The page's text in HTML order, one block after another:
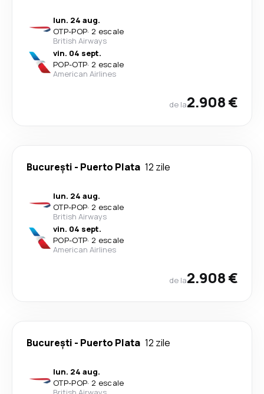
lun. 24 aug.
OTP-POP· 2 escale
British Airways
vin. 04 sept.
POP-OTP· 2 escale
American Airlines
de la2.908 €
București - Puerto Plata 12 zile
lun. 24 aug.
OTP-POP· 2 escale
British Airways
vin. 04 sept.
POP-OTP· 2 escale
American Airlines
de la2.908 €
București - Puerto Plata 12 zile
lun. 24 aug.
OTP-POP· 2 escale